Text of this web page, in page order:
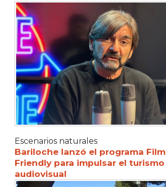
Escenarios naturales
Bariloche lanzó el programa Film
Friendly para impulsar el turismo
audiovisual